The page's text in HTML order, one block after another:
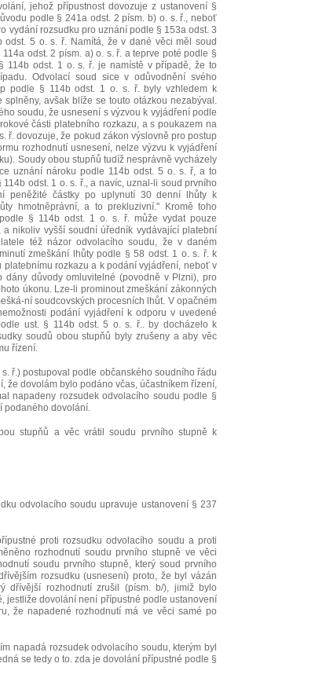
jehož přípustnost dovozuje z ustanovení §
podle § 241a odst. 2 písm. b) o. s. ř., neboť
vydání rozsudku pro uznání podle § 153a odst. 3
5 o. s. ř. Namítá, že v dané věci měl soud
odst. 2 písm. a) o. s. ř. a teprve poté podle §
114b odst. 1 o. s. ř. je namístě v případě, že to
Odvolací soud sice v odůvodnění svého
podle § 114b odst. 1 o. s. ř. byly vzhledem k
avšak blíže se touto otázkou nezabýval.
soudu, že usnesení s výzvou k vyjádření podle
části platebního rozkazu, a s poukazem na
ř. dovozuje, že pokud zákon výslovně pro postup
rozhodnutí usnesení, nelze výzvu k vyjádření
Soudy obou stupňů tudíž nesprávně vycházely
uznání nároku podle 114b odst. 5 o. s. ř, a to
odst. 1 o. s. ř., a navíc, uznal-li soud prvního
peněžité částky po uplynutí 30 denní lhůty k
hmotněprávní, a to prekluzivní." Kromě toho
§ 114b odst. 1 o. s. ř. může vydat pouze
nikoliv vyšší soudní úředník vydávající platební
též názor odvolacího soudu, že v daném
zmeškání lhůty podle § 58 odst. 1 o. s. ř. k
rozkazu a k podání vyjádření, neboť v
důvody omluvitelné (povodně v Plzni), pro
úkonu. Lze-li prominout zmeškání zákonných
ní soudcovských procesních lhůt. V opačném
podání vyjádření k odporu v uvedené
ust. § 114b odst. 5 o. s. ř.. by docházelo k
soudů obou stupňů byly zrušeny a aby věc
řízení.
ř.) postupoval podle občanského soudního řádu
že dovolám bylo podáno včas, účastníkem řízení,
napadeny rozsudek odvolacího soudu podle §
podaného dovolání.
stupňů a věc vrátil soudu prvního stupně k
odvolacího soudu upravuje ustanovení § 237
proti rozsudku odvolacího soudu a proti
rozhodnutí soudu prvního stupně ve věci
soudu prvního stupně, který soud prvního
rozsudku (usnesení) proto, že byl vázán
dřívější rozhodnutí zrušil (písm. b/), jimiž bylo
jestliže dovolání není přípustné podle ustanovení
že napadené rozhodnutí má ve věci samé po
napadá rozsudek odvolacího soudu, kterým byl
se tedy o to. zda je dovolání přípustné podle §